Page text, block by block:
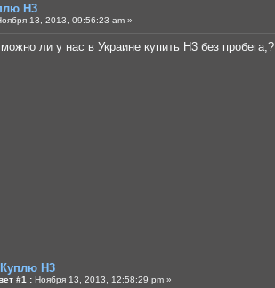
H3
13, 2013, 09:56:23 am »
ли у нас в Украине купить H3 без пробега,?
H3
#1 : Ноября 13, 2013, 12:58:29 pm »